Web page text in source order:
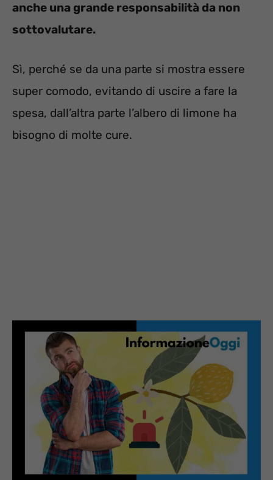
anche una grande responsabilità da non
sottovalutare.
Sì, perché se da una parte si mostra essere
super comodo, evitando di uscire a fare la
spesa, dall’altra parte l’albero di limone ha
bisogno di molte cure.